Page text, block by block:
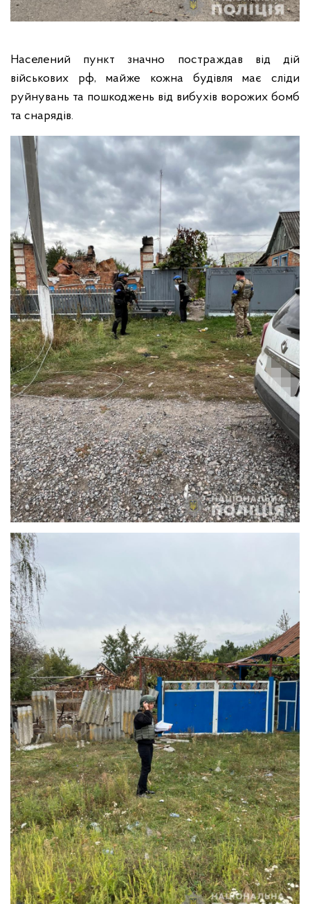
Населений пункт значно постраждав від дій
військових рф, майже кожна будівля має сліди
руйнувань та пошкоджень від вибухів ворожих бомб
та снарядів.